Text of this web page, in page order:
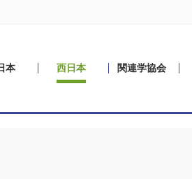
本 西日本 関連学協会